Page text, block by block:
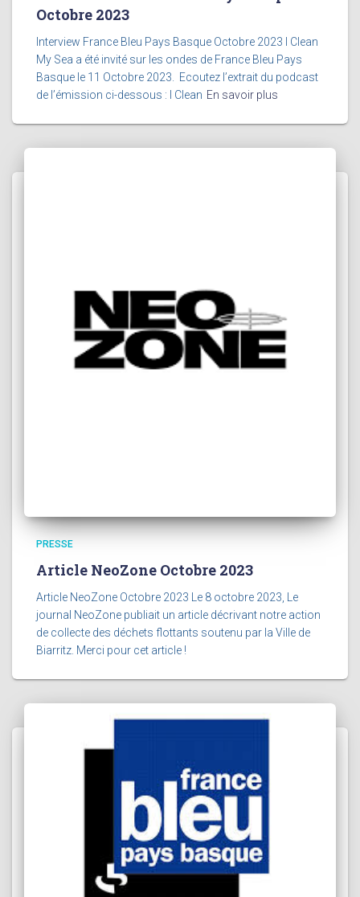
Octobre 2023​
Interview France Bleu Pays Basque Octobre 2023 I Clean
My Sea a été invité sur les ondes de France Bleu Pays
Basque le 11 Octobre 2023. Ecoutez l’extrait du podcast
de l’émission ci-dessous : I Clean En savoir plus
PRESSE
Article NeoZone Octobre 2023
Article NeoZone Octobre 2023 Le 8 octobre 2023, Le
journal NeoZone publiait un article décrivant notre action
de collecte des déchets flottants soutenu par la Ville de
Biarritz. Merci pour cet article !